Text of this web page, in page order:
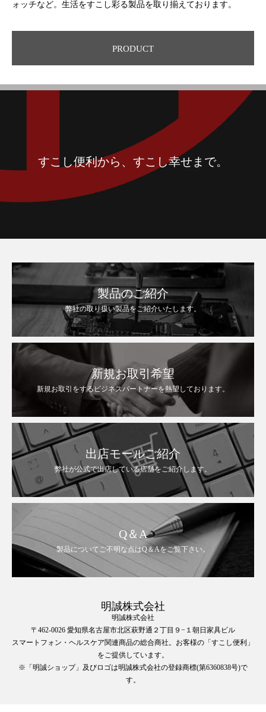
ォッチなど。生活をすこし彩る製品を取り揃えております。
PRODUCT
すこし便利から、すこし幸せまで。
製品のご紹介
弊社の取り扱い製品をご紹介いたします。
新規お取引希望
新規お取引をするビジネスパートナーを熱望しております。
出店モールご紹介
弊社が公式で出店している店舗をご紹介します。
Q＆A
製品についてご不明な点はQ＆Aをご覧下さい。
明誠株式会社
明誠株式会社
〒462-0026 愛知県名古屋市北区萩野通２丁目９−１朝日家具ビル
スマートフォン・ヘルスケア関連商品の総合商社。お客様の「すこし便利」
をご提供しています。
※「明誠ショップ」及びロゴは明誠株式会社の登録商標(第6360838号)で
す。